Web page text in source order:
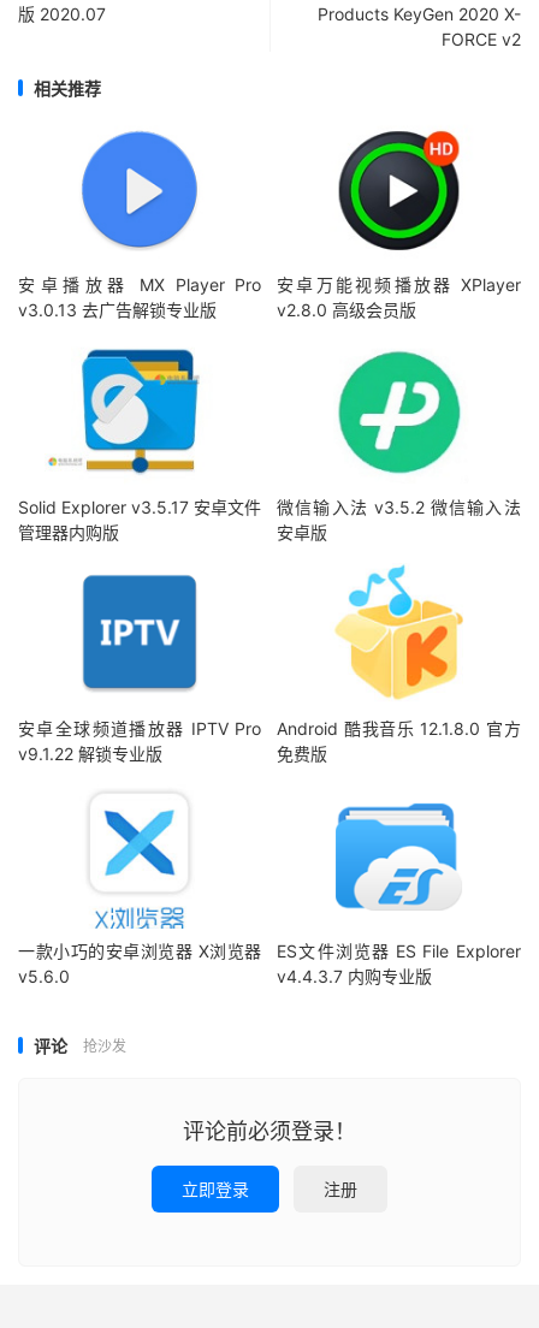
版 2020.07
Products KeyGen 2020 X-
FORCE v2
相关推荐
安卓播放器 MX Player Pro
v3.0.13 去广告解锁专业版
安卓万能视频播放器 XPlayer
v2.8.0 高级会员版
Solid Explorer v3.5.17 安卓文件
管理器内购版
微信输入法 v3.5.2 微信输入法
安卓版
安卓全球频道播放器 IPTV Pro
v9.1.22 解锁专业版
Android 酷我音乐 12.1.8.0 官方
免费版
一款小巧的安卓浏览器 X浏览器
v5.6.0
ES文件浏览器 ES File Explorer
v4.4.3.7 内购专业版
评论 抢沙发
评论前必须登录！
立即登录 注册